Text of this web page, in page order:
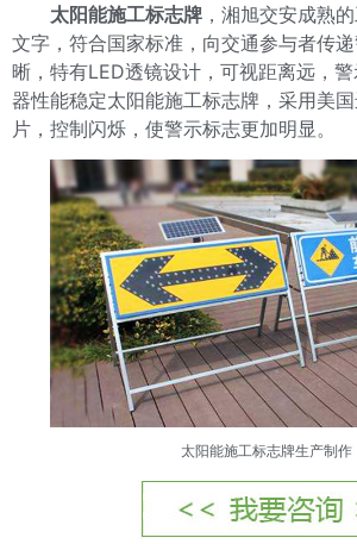
太阳能施工标志牌 ，湘旭交安成熟
文字，符合国家标准，向交通参与者传
晰，特有LED透镜设计，可视距离远，
器性能稳定太阳能施工标志牌，采用美
片，控制闪烁，使警示标志更加明显。
太阳能施工标志牌生产制作